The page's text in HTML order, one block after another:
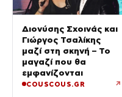
Διονύσης Σχοινάς και
Γιώργος Τσαλίκης
μαζί στη σκηνή – Το
μαγαζί που θα
εμφανίζονται
COUSCOUS.GR ↗